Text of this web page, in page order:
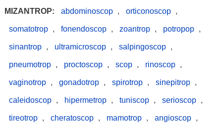
MIZANTROP:
abdominoscop , orticonoscop ,
somatotrop , fonendoscop , zoantrop , potropop ,
sinantrop , ultramicroscop , salpingoscop ,
pneumotrop , proctoscop , scop , rinoscop ,
vaginotrop , gonadotrop , spirotrop , sinepitrop ,
caleidoscop , hipermetrop , tuniscop , serioscop ,
tireotrop , cheratoscop , mamotrop , angioscop ,